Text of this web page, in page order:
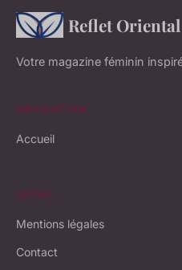
Reflet Oriental
Votre magazine féminin
NAVIGATION
Accueil
LÉGAL
Mentions légales
Contact